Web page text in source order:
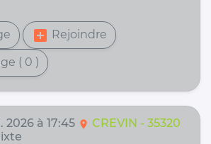
add_box Rejoindre
( 0 )
2026 à 17:45 location_on CREVIN - 35320